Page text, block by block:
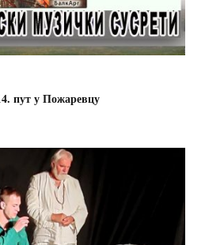
пут у Пожаревцу